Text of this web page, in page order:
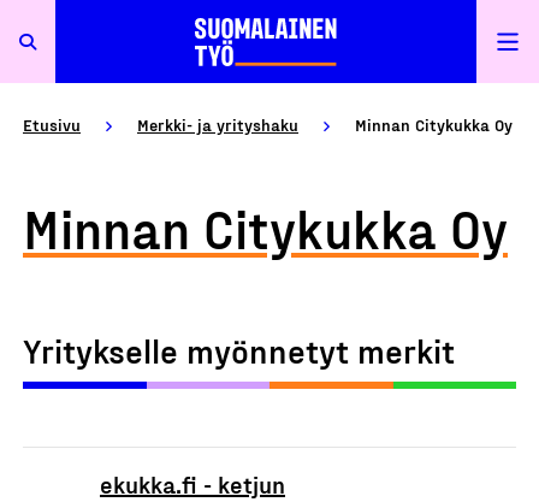
Etusivu Merkki- ja yrityshaku Minnan Citykukka Oy
Minnan Citykukka Oy
Yritykselle myönnetyt merkit
ekukka.fi - ketjun